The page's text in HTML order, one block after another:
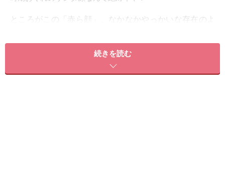
ところがこの「赤ら顔」、なかなかやっかいな存在のよ
ることが難しい頑固な存在だといいます。
そんな時に頼りになるのはやっぱりクリニック！ そこで
続きを読む